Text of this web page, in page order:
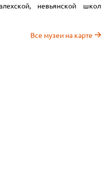
невьянской школ
Все музеи на карте